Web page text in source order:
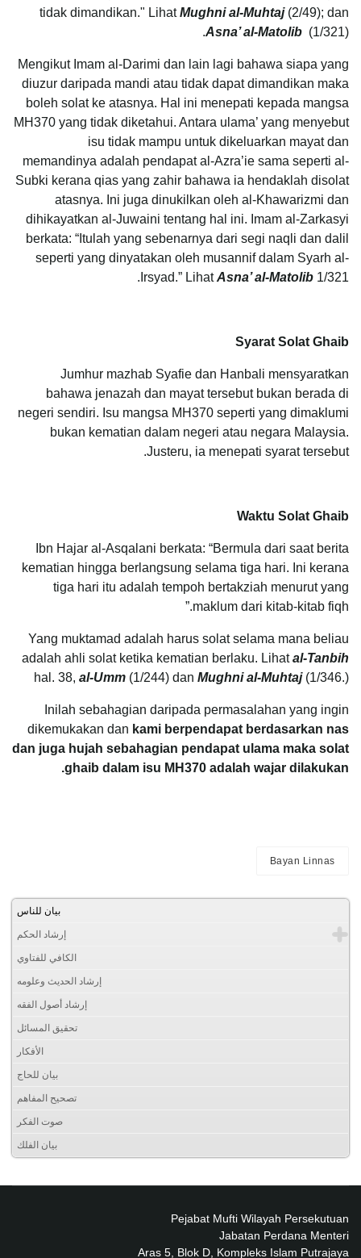
tidak dimandikan." LihatMughni al-Muhtaj(2/49); dan
Asna’ al-Matolib (1/321).
Mengikut Imam al-Darimi dan lain lagi bahawa siapa yang
diuzur daripada mandi atau tidak dapat dimandikan maka
boleh solat ke atasnya. Hal ini menepati kepada mangsa
MH370 yang tidak diketahui. Antara ulama’ yang menyebut
isu tidak mampu untuk dikeluarkan mayat dan
memandinya adalah pendapat al-Azra’ie sama seperti al-
Subki kerana qias yang zahir bahawa ia hendaklah disolat
atasnya. Ini juga dinukilkan oleh al-Khawarizmi dan
dihikayatkan al-Juwaini tentang hal ini. Imam al-Zarkasyi
berkata: “Itulah yang sebenarnya dari segi naqli dan dalil
seperti yang dinyatakan oleh musannif dalam Syarh al-
Irsyad.” LihatAsna’ al-Matolib 1/321.
Syarat Solat Ghaib
Jumhur mazhab Syafie dan Hanbali mensyaratkan
bahawa jenazah dan mayat tersebut bukan berada di
negeri sendiri. Isu mangsa MH370 seperti yang dimaklumi
bukan kematian dalam negeri atau negara Malaysia.
Justeru, ia menepati syarat tersebut.
Waktu Solat Ghaib
Ibn Hajar al-Asqalani berkata: “Bermula dari saat berita
kematian hingga berlangsung selama tiga hari. Ini kerana
tiga hari itu adalah tempoh bertakziah menurut yang
maklum dari kitab-kitab fiqh.”
Yang muktamad adalah harus solat selama mana beliau
adalah ahli solat ketika kematian berlaku. Lihatal-Tanbih
hal. 38, al-Umm (1/244) dan Mughni al-Muhtaj(1/346.)
Inilah sebahagian daripada permasalahan yang ingin
dikemukakan dan kami berpendapat berdasarkan nas
dan juga hujah sebahagian pendapat ulama maka solat
ghaib dalam isu MH370 adalah wajar dilakukan.
Bayan Linnas
بيان للناس
إرشاد الحكم
الكافي للفتاوي
إرشاد الحديث وعلومه
إرشاد أصول الفقه
تحقيق المسائل
الأفكار
بيان للحاج
تصحيح المفاهم
صوت الفكر
بيان الفلك
Pejabat Mufti Wilayah Persekutuan
Jabatan Perdana Menteri
Aras 5, Blok D, Kompleks Islam Putrajaya